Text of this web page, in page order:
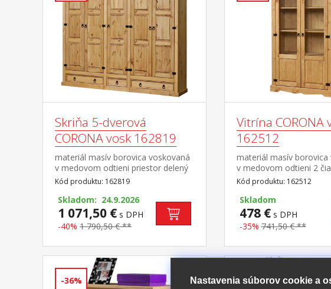
Skriňa 5-dverová
CORONA vosk 162819
materiál masív borovica voskovaná
v medovom odtieni priestor delený
v pomere 2:1:2 v oboch širších
častiach šatníková tyč a polica na
klobúky, stredná užšia časť 3
variabilné police v spodnej časti 2
veľké a 1 malá zásuvka, kovové
ozdobné úchytky odporúčaný
zostavy Corona
Kód produktu: 162819
Skladom: 24.9.2026
1 071,50 € s DPH
-40% 1 790,50 € **
Vitrína CORONA
162512
materiál masív borovica
v medovom odtieni 2
presklené dvierka,
úchytky súčasť zostavy
Kód produktu: 162512
Skladom
478 €s DPH
-35% 741,50 € **
-36% -41%
Nastavenia súborov cookie a